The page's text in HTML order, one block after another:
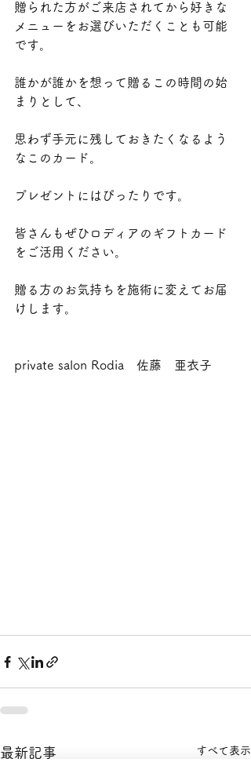
贈られた方がご来店されてから好きな
メニューをお選びいただくことも可能
です。
誰かが誰かを想って贈るこの時間の始
まりとして、
思わず手元に残しておきたくなるよう
なこのカード。
プレゼントにはぴったりです。
皆さんもぜひロディアのギフトカード
をご活用ください。
贈る方のお気持ちを施術に変えてお届
けします。
private salon Rodia　佐藤　亜衣子
最新記事 すべて表示